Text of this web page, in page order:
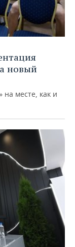
новый
на месте, как и